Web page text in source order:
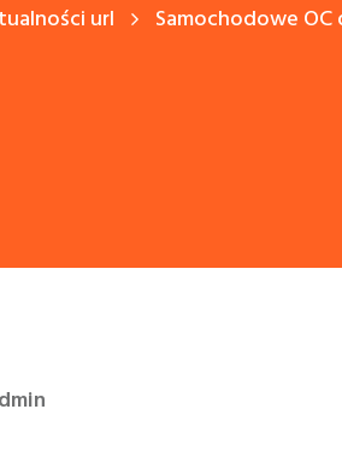
url Samochodowe OC